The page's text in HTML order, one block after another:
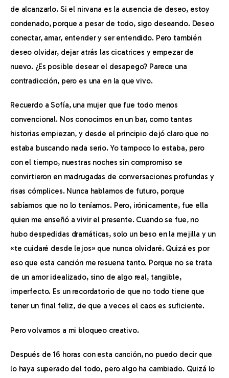
de alcanzarlo. Si el nirvana es la ausencia de deseo, estoy
condenado, porque a pesar de todo, sigo deseando. Deseo
conectar, amar, entender y ser entendido. Pero también
deseo olvidar, dejar atrás las cicatrices y empezar de
nuevo. ¿Es posible desear el desapego? Parece una
contradicción, pero es una en la que vivo.
Recuerdo a Sofía, una mujer que fue todo menos
convencional. Nos conocimos en un bar, como tantas
historias empiezan, y desde el principio dejó claro que no
estaba buscando nada serio. Yo tampoco lo estaba, pero
con el tiempo, nuestras noches sin compromiso se
convirtieron en madrugadas de conversaciones profundas y
risas cómplices. Nunca hablamos de futuro, porque
sabíamos que no lo teníamos. Pero, irónicamente, fue ella
quien me enseñó a vivir el presente. Cuando se fue, no
hubo despedidas dramáticas, solo un beso en la mejilla y un
«te cuidaré desde lejos» que nunca olvidaré. Quizá es por
eso que esta canción me resuena tanto. Porque no se trata
de un amor idealizado, sino de algo real, tangible,
imperfecto. Es un recordatorio de que no todo tiene que
tener un final feliz, de que a veces el caos es suficiente.
Pero volvamos a mi bloqueo creativo.
Después de 16 horas con esta canción, no puedo decir que
lo haya superado del todo, pero algo ha cambiado. Quizá lo